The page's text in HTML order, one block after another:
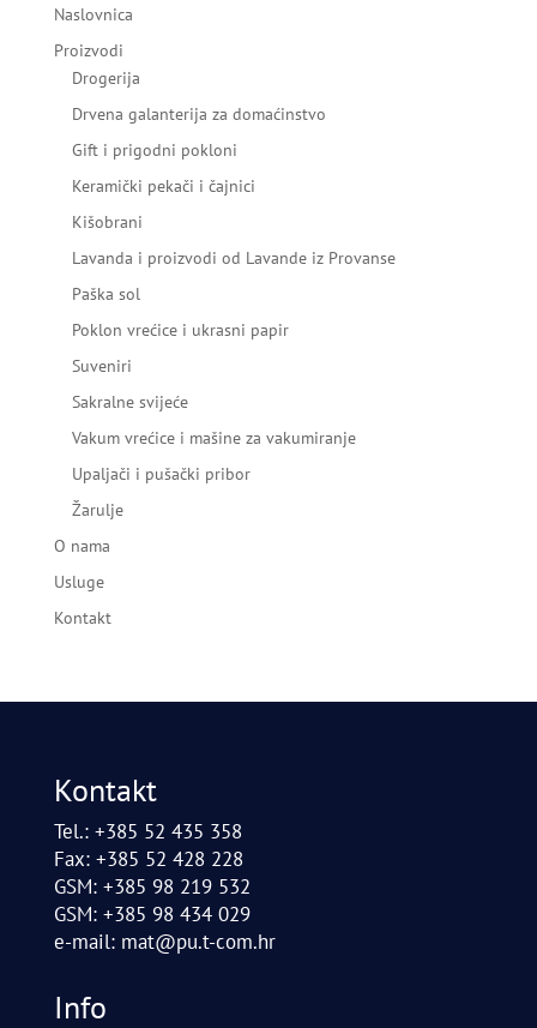
Naslovnica
Proizvodi
Drogerija
Drvena galanterija za domaćinstvo
Gift i prigodni pokloni
Keramički pekači i čajnici
Kišobrani
Lavanda i proizvodi od Lavande iz Provanse
Paška sol
Poklon vrećice i ukrasni papir
Suveniri
Sakralne svijeće
Vakum vrećice i mašine za vakumiranje
Upaljači i pušački pribor
Žarulje
O nama
Usluge
Kontakt
Kontakt
Tel.: +385 52 435 358
Fax: +385 52 428 228
GSM: +385 98 219 532
GSM: +385 98 434 029
e-mail: mat@pu.t-com.hr
Info